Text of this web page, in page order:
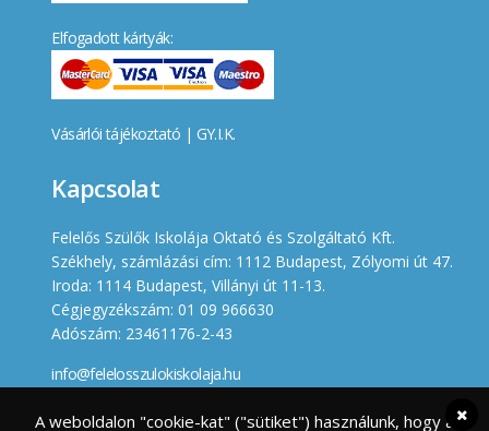
Elfogadott kártyák:
Vásárlói tájékoztató | GY.I.K.
Kapcsolat
Felelős Szülők Iskolája Oktató és Szolgáltató Kft.
Székhely, számlázási cím: 1112 Budapest, Zólyomi út 47.
Iroda: 1114 Budapest, Villányi út 11-13.
Cégjegyzékszám: 01 09 966630
Adószám: 23461176-2-43
info@felelosszulokiskolaja.hu
A weboldalon "cookie-kat" ("sütiket") használunk, hogy a